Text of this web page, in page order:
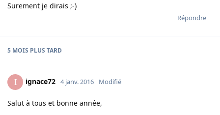
Surement je dirais ;-)
Répondre
5 MOIS PLUS TARD
I ignace72 4 janv. 2016 Modifié
Salut à tous et bonne année,